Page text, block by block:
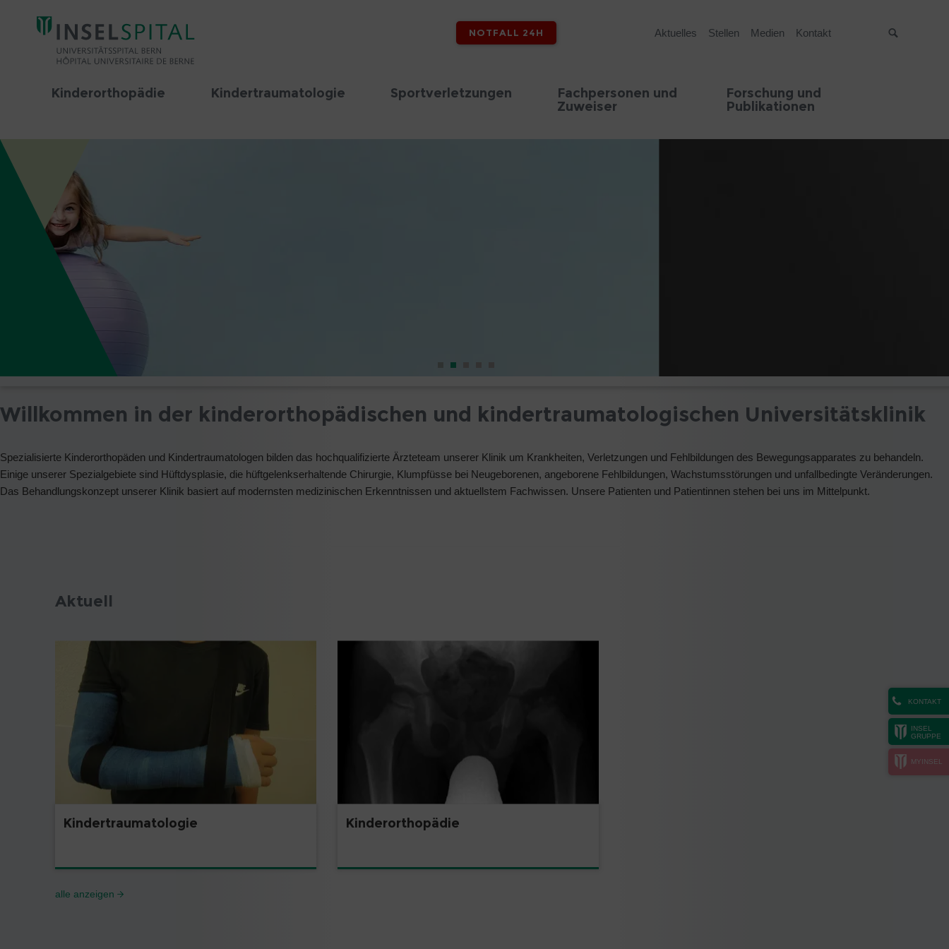
NOTFALL 24H Aktuelles Stellen Medien Kontakt
Kinderorthopädie Kindertraumatologie Sportverletzungen
Fachpersonen und
Zuweiser
Forschung und
Publikationen
Willkommen in der kinderorthopädischen und kindertraumatologischen Universitätsklinik
Spezialisierte Kinderorthopäden und Kindertraumatologen bilden das hochqualifizierte Ärzteteam unserer Klinik um Krankheiten, Verletzungen und Fehlbildungen des Bewegungsapparates zu behandeln.
Einige unserer Spezialgebiete sind Hüftdysplasie, die hüftgelenkserhaltende Chirurgie, Klumpfüsse bei Neugeborenen, angeborene Fehlbildungen, Wachstumsstörungen und unfallbedingte Veränderungen.
Das Behandlungskonzept unserer Klinik basiert auf modernsten medizinischen Erkenntnissen und aktuellstem Fachwissen. Unsere Patienten und Patientinnen stehen bei uns im Mittelpunkt.
KONTAKT
INSEL
GRUPPE
MYINSEL
Aktuell
Kindertraumatologie Kinderorthopädie
alle anzeigen